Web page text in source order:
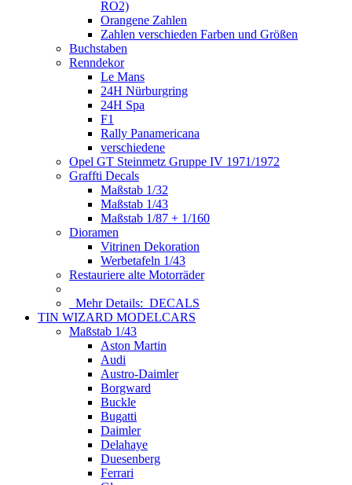
RO2)
Orangene Zahlen
Zahlen verschieden Farben und Größen
Buchstaben
Renndekor
Le Mans
24H Nürburgring
24H Spa
F1
Rally Panamericana
verschiedene
Opel GT Steinmetz Gruppe IV 1971/1972
Graffti Decals
Maßstab 1/32
Maßstab 1/43
Maßstab 1/87 + 1/160
Dioramen
Vitrinen Dekoration
Werbetafeln 1/43
Restauriere alte Motorräder
Mehr Details: DECALS
TIN WIZARD MODELCARS
Maßstab 1/43
Aston Martin
Audi
Austro-Daimler
Borgward
Buckle
Bugatti
Daimler
Delahaye
Duesenberg
Ferrari